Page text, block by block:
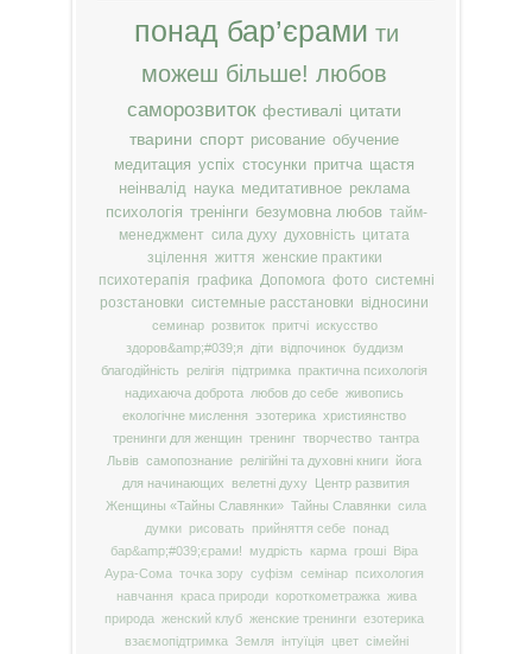
понад бар’єрами ти
можеш більше! любов
саморозвиток фестивалі цитати
тварини спорт рисование обучение
медитация успіх стосунки притча щастя
неінвалід наука медитативное реклама
психологія тренінги безумовна любов тайм-
менеджмент сила духу духовність цитата
зцілення життя женские практики
психотерапія графика Допомога фото системні
розстановки системные расстановки відносини
семинар розвиток притчі
искусство
здоров&amp;#039;я
діти відпочинок буддизм
благодійність
релігія підтримка
практична психологія
надихаюча доброта
любов до себе живопись
екологічне мислення
эзотерика християнство
тренинги для женщин тренинг творчество тантра
Львів самопознание релігійні та духовні книги йога
для начинающих
велетні духу
Центр развития
Женщины «Тайны Славянки» Тайны Славянки сила
думки
рисовать прийняття себе
понад
бар&amp;#039;єрами!
мудрість карма гроші Віра
Аура-Сома точка зору суфізм семінар психология
навчання
краса природи короткометражка жива
природа женский клуб женские тренинги езотерика
взаємопідтримка Земля інтуїція цвет сімейні